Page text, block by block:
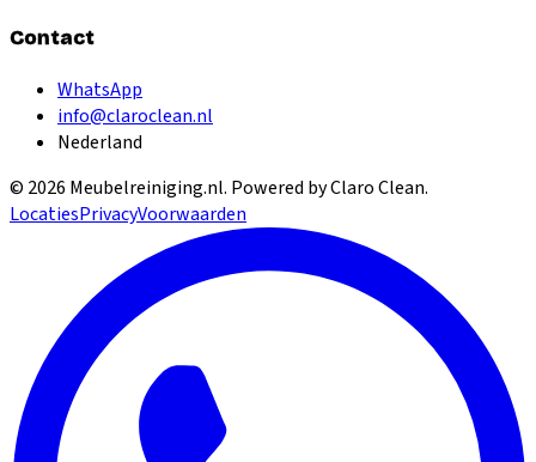
Contact
WhatsApp
info@claroclean.nl
Nederland
© 2026 Meubelreiniging.nl. Powered by Claro Clean.
LocatiesPrivacyVoorwaarden